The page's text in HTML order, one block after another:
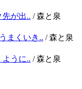
が出.. / 森と泉
まくいき.. / 森と泉
うに.. / 森と泉